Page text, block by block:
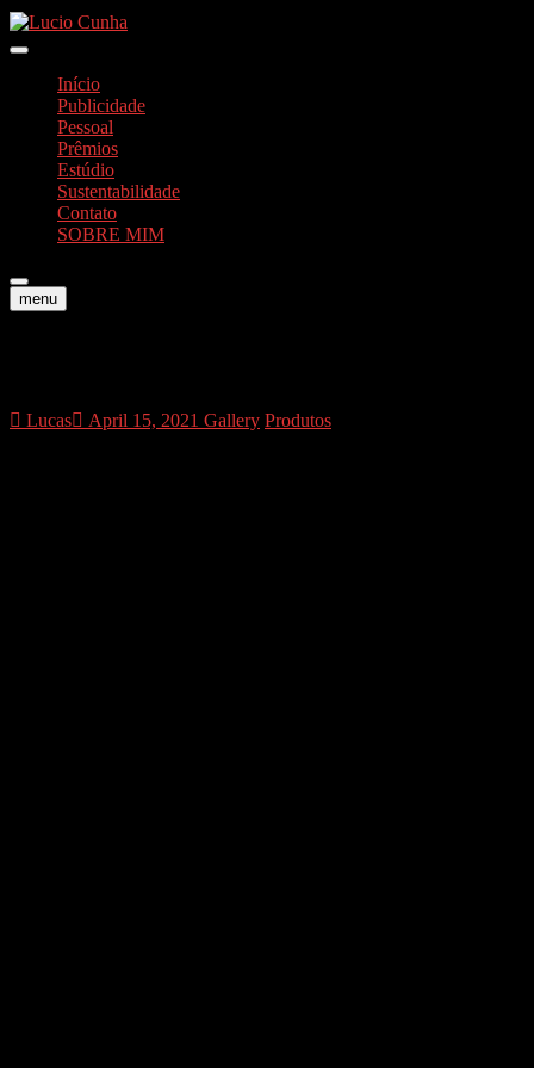
Skip
to
Lucio Cunha
Foto e Vídeos
Início
Publicidade
Pessoal
Prêmios
Estúdio
Sustentabilidade
Contato
SOBRE MIM
menu
Lucas April 15, 2021 Gallery Produtos